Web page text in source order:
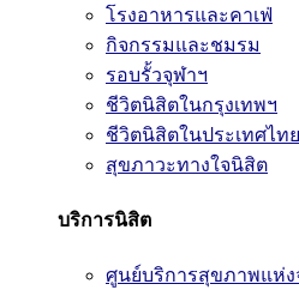
โรงอาหารและคาเฟ่
กิจกรรมและชมรม
รอบรั้วจุฬาฯ
ชีวิตนิสิตในกรุงเทพฯ
ชีวิตนิสิตในประเทศไทย
สุขภาวะทางใจนิสิต
บริการนิสิต
ศูนย์บริการสุขภาพแห่ง